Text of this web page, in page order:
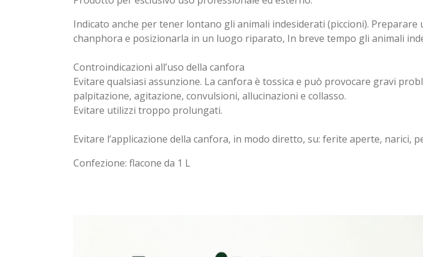
Indicato anche per tener lontano gli animali indesiderati (piccioni).
chanphora e posizionarla in un luogo riparato, In breve tempo gli animali
Controindicazioni all’uso della canfora
Evitare qualsiasi assunzione. La canfora è tossica e può provocare gravi
palpitazione, agitazione, convulsioni, allucinazioni e collasso.
Evitare utilizzi troppo prolungati.
Evitare l’applicazione della canfora, in modo diretto, su: ferite aperte, narici,
Confezione: flacone da 1 L